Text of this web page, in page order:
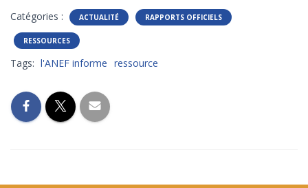
Catégories : ACTUALITÉ RAPPORTS OFFICIELS
RESSOURCES
Tags: l'ANEF informe ressource